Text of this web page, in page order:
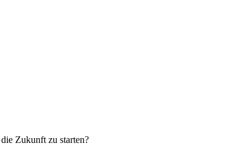
Zukunft zu starten?